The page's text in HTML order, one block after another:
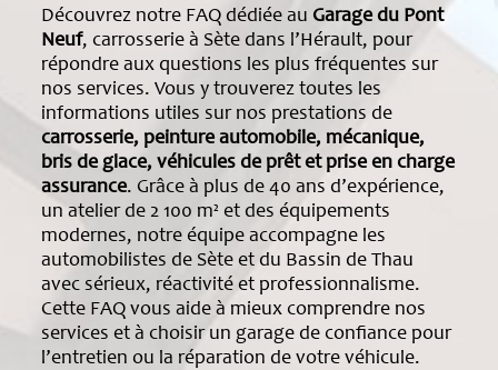
Découvrez notre FAQ dédiée au Garage du Pont
Neuf, carrosserie à Sète dans l’Hérault, pour
répondre aux questions les plus fréquentes sur
nos services. Vous y trouverez toutes les
informations utiles sur nos prestations de
carrosserie, peinture automobile, mécanique,
bris de glace, véhicules de prêt et prise en charge
assurance. Grâce à plus de 40 ans d’expérience,
un atelier de 2 100 m² et des équipements
modernes, notre équipe accompagne les
automobilistes de Sète et du Bassin de Thau
avec sérieux, réactivité et professionnalisme.
Cette FAQ vous aide à mieux comprendre nos
services et à choisir un garage de confiance pour
l’entretien ou la réparation de votre véhicule.